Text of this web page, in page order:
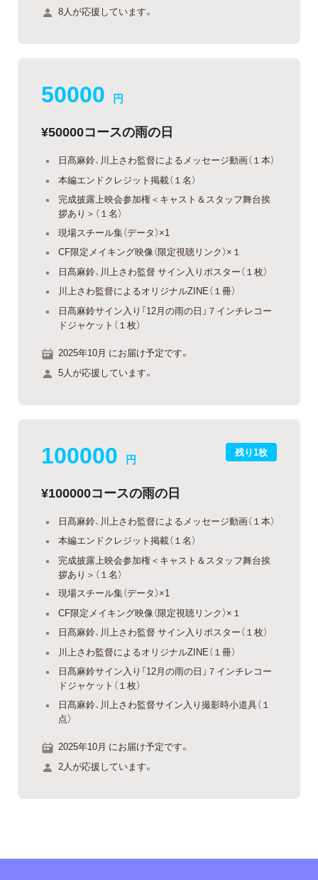
8人が応援しています。
50000 円
¥50000コースの雨の日
日髙麻鈴、川上さわ監督によるメッセージ動画（１本）
本編エンドクレジット掲載（１名）
完成披露上映会︎参加権＜キャスト＆スタッフ舞台挨
拶あり＞（１名）
現場スチール集（データ）×1
CF限定メイキング映像（限定視聴リンク）×１
日髙麻鈴、川上さわ監督 サイン入りポスター（１枚）
川上さわ監督によるオリジナルZINE（１冊）
日髙麻鈴サイン入り「12月の雨の日」７インチレコー
ドジャケット（１枚）
2025年10月 にお届け予定です。
5人が応援しています。
残り1枚
100000 円
¥100000コースの雨の日
日髙麻鈴、川上さわ監督によるメッセージ動画（１本）
本編エンドクレジット掲載（１名）
完成披露上映会︎参加権＜キャスト＆スタッフ舞台挨
拶あり＞（１名）
現場スチール集（データ）×1
CF限定メイキング映像（限定視聴リンク）×１
日髙麻鈴、川上さわ監督 サイン入りポスター（１枚）
川上さわ監督によるオリジナルZINE（１冊）
日髙麻鈴サイン入り「12月の雨の日」７インチレコー
ドジャケット（１枚）
日髙麻鈴、川上さわ監督サイン入り撮影時小道具（１
点）
2025年10月 にお届け予定です。
2人が応援しています。